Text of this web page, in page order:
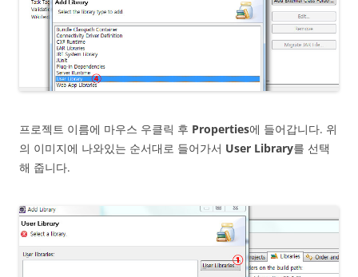
프로젝트 이름에 마우스 우클릭 후 Properties에 들어갑니다. 위
의 이미지에 나와있는 순서대로 들어가서 User Library를 선택
해 줍니다.